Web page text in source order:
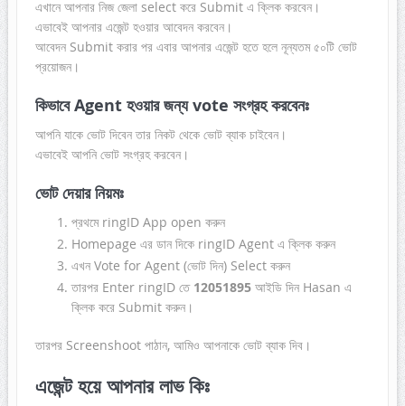
এখানে আপনার নিজ জেলা select করে Submit এ ক্লিক করবেন।
এভাবেই আপনার এজেন্ট হওয়ার আবেদন করবেন।
আবেদন Submit করার পর এবার আপনার এজেন্ট হতে হলে নূন্যতম ৫০টি ভোট
প্রয়োজন।
কিভাবে Agent হওয়ার জন্য vote সংগ্রহ করবেনঃ
আপনি যাকে ভোট দিবেন তার নিকট থেকে ভোট ব্যাক চাইবেন।
এভাবেই আপনি ভোট সংগ্রহ করবেন।
ভোট দেয়ার নিয়মঃ
প্রথমে ringID App open করুন
Homepage এর ডান দিকে ringID Agent এ ক্লিক করুন
এখন Vote for Agent (ভোট দিন) Select করুন
তারপর Enter ringID তে 12051895আইডি দিন Hasan এ
ক্লিক করে Submit করুন।
তারপর Screenshoot পাঠান, আমিও আপনাকে ভোট ব্যাক দিব।
এজেন্টহয়ে আপনার লাভ কিঃ